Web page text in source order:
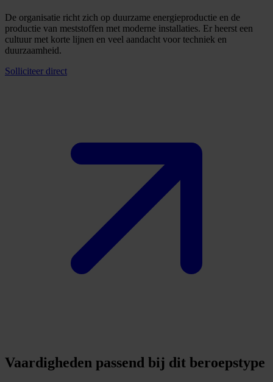
De organisatie richt zich op duurzame energieproductie en de
productie van meststoffen met moderne installaties. Er heerst een
cultuur met korte lijnen en veel aandacht voor techniek en
duurzaamheid.
Solliciteer direct
Vaardigheden passend bij dit beroepstype